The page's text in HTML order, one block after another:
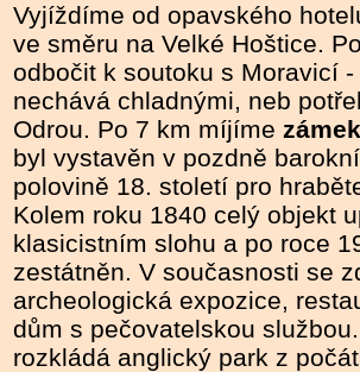
Vyjíždíme od opavského
ve směru na Velké Hoštice.
odbočit k soutoku s Moravicí
nechává chladnými, neb
Odrou. Po 7 km míjíme
byl vystavěn v pozdně
polovině 18. století pro
Kolem roku 1840 celý objekt
klasicistním slohu a po roce
zestátněn. V současnosti se
archeologická expozice,
dům s pečovatelskou
rozkládá anglický park z